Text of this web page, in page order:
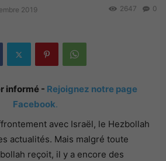
2019 0
2647
informé - Rejoignez notre page
Facebook.
avec Israël, le Hezbollah
actualités. Mais malgré toute
reçoit, il y a encore des